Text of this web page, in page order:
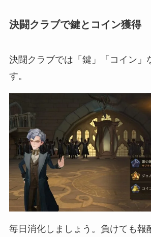
決闘クラブで鍵とコイン獲得
決闘クラブでは「鍵」「コイン」
す。
毎日消化しましょう。負けても報